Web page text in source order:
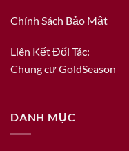
Chính Sách Bảo Mật
Liên Kết Đối Tác:
Chung cư GoldSeason
DANH MỤC